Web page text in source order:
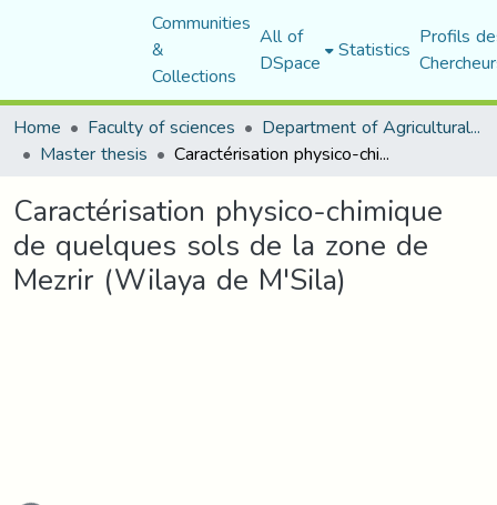
Communities
&
Collections
All of
DSpace Statistics Profils
Home
Faculty of sciences Department of Agricultural Sciences
Master thesis Caractérisation physico-chimique de quelques sols de la zone de Mezrir (Wilaya de M'Sila)
Caractérisation physico-chimique
de quelques sols de la zone de
Mezrir (Wilaya de M'Sila)